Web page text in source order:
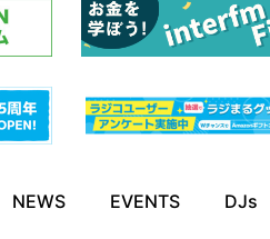
NEWS EVENTS DJs